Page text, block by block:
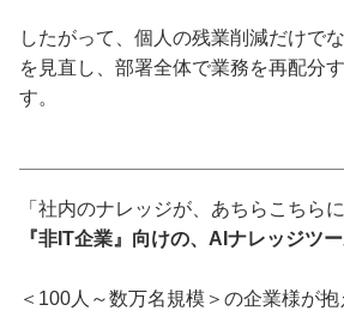
したがって、個人の残業削減だけで
を見直し、部署全体で業務を再配分
す。
「社内のナレッジが、あちらこちら
『非IT企業』向けの、AIナレッジツ
＜100人～数万名規模＞の企業様が